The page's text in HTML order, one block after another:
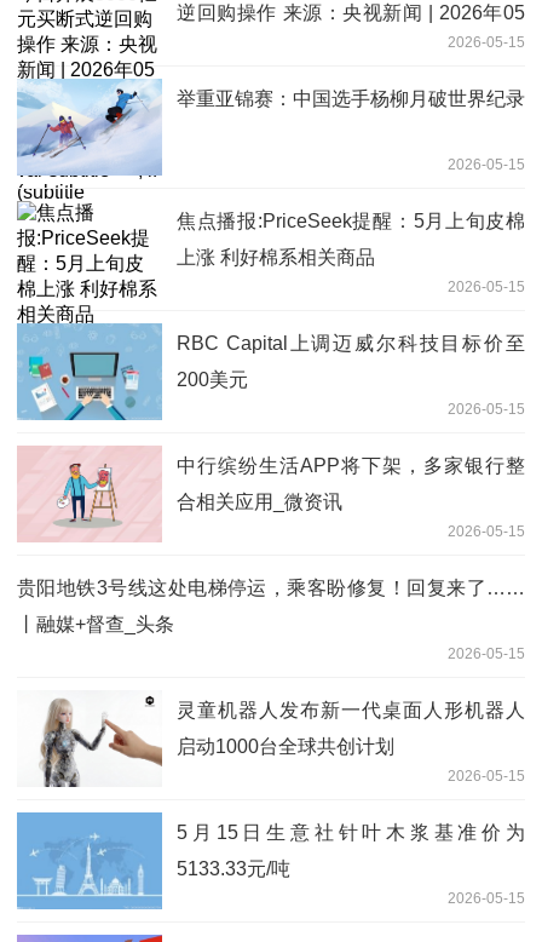
逆回购操作 来源：央视新闻 | 2026年05
月15日 09:36 央视新闻 | 2026年05月15
日 09:36 var subtitle = ''; if (subtitle
2026-05-15
举重亚锦赛：中国选手杨柳月破世界纪录
2026-05-15
焦点播报:PriceSeek提醒：5月上旬皮棉
上涨 利好棉系相关商品
2026-05-15
RBC Capital上调迈威尔科技目标价至
200美元
2026-05-15
中行缤纷生活APP将下架，多家银行整
合相关应用_微资讯
2026-05-15
贵阳地铁3号线这处电梯停运，乘客盼修复！回复来了……
丨融媒+督查_头条
2026-05-15
灵童机器人发布新一代桌面人形机器人
启动1000台全球共创计划
2026-05-15
5月15日生意社针叶木浆基准价为
5133.33元/吨
2026-05-15